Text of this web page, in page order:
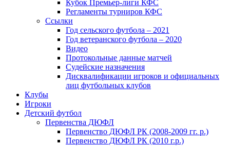
Кубок Премьер-лиги КФС
Регламенты турниров КФС
Ссылки
Год сельского футбола – 2021
Год ветеранского футбола – 2020
Видео
Протокольные данные матчей
Судейские назначения
Дисквалификации игроков и официальных
лиц футбольных клубов
Клубы
Игроки
Детский футбол
Первенства ДЮФЛ
Первенство ДЮФЛ РК (2008-2009 гг. р.)
Первенство ДЮФЛ РК (2010 г.р.)